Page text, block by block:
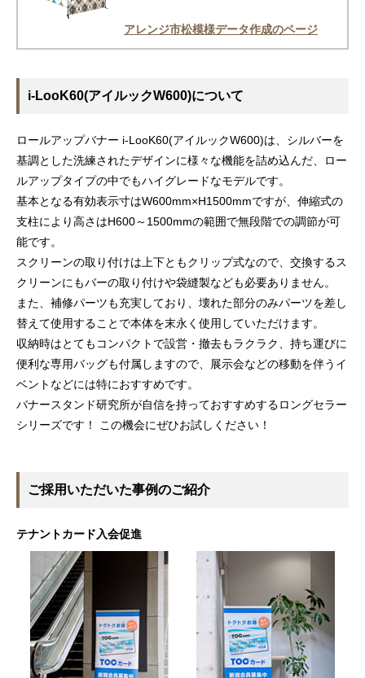
アレンジ市松模様データ作成のページ
i-LooK60(アイルックW600)について
ロールアップバナー i-LooK60(アイルックW600)は、シルバーを
基調とした洗練されたデザインに様々な機能を詰め込んだ、ロー
ルアップタイプの中でもハイグレードなモデルです。
基本となる有効表示寸はW600mm×H1500mmですが、伸縮式の
支柱により高さはH600～1500mmの範囲で無段階での調節が可
能です。
スクリーンの取り付けは上下ともクリップ式なので、交換するス
クリーンにもバーの取り付けや袋縫製なども必要ありません。
また、補修パーツも充実しており、壊れた部分のみパーツを差し
替えて使用することで本体を末永く使用していただけます。
収納時はとてもコンパクトで設営・撤去もラクラク、持ち運びに
便利な専用バッグも付属しますので、展示会などの移動を伴うイ
ベントなどには特におすすめです。
バナースタンド研究所が自信を持っておすすめするロングセラー
シリーズです！ この機会にぜひお試しください！
ご採用いただいた事例のご紹介
テナントカード入会促進